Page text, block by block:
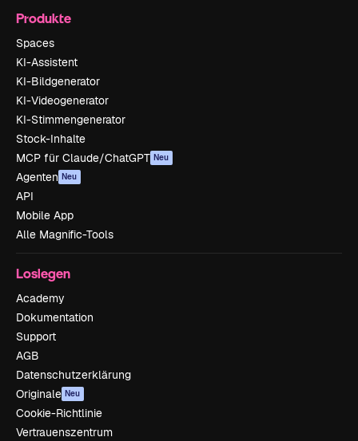
Produkte
Spaces
KI-Assistent
KI-Bildgenerator
KI-Videogenerator
KI-Stimmengenerator
Stock-Inhalte
MCP für Claude/ChatGPT Neu
Agenten Neu
API
Mobile App
Alle Magnific-Tools
Loslegen
Academy
Dokumentation
Support
AGB
Datenschutzerklärung
Originale Neu
Cookie-Richtlinie
Vertrauenszentrum